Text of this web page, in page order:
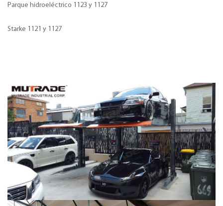
Parque hidroeléctrico 1123 y 1127
Starke 1121 y 1127